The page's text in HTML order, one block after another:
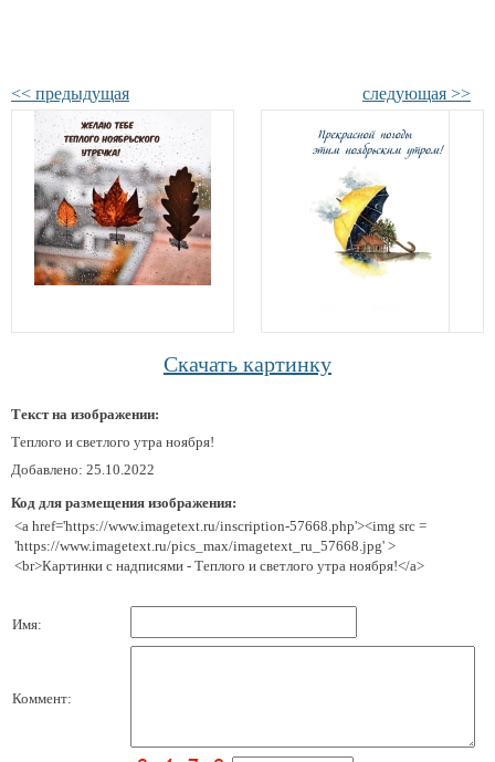
<< предыдущая следующая >>
Скачать картинку
Текст на изображении:
Теплого и светлого утра ноября!
Добавлено: 25.10.2022
Код для размещения изображения:
<a href='https://www.imagetext.ru/inscription-57668.php'><img src =
'https://www.imagetext.ru/pics_max/imagetext_ru_57668.jpg' >
<br>Картинки с надписями - Теплого и светлого утра ноября!</a>
Имя:
Коммент: